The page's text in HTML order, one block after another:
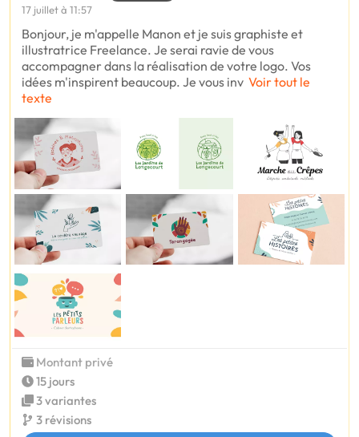
17 juillet à 11:57
Bonjour, je m'appelle Manon et je suis graphiste et
illustratrice Freelance. Je serai ravie de vous
accompagner dans la réalisation de votre logo. Vos
idées m'inspirent beaucoup. Je vous inv Voir tout le
texte
Montant privé
15 jours
3 variantes
3 révisions